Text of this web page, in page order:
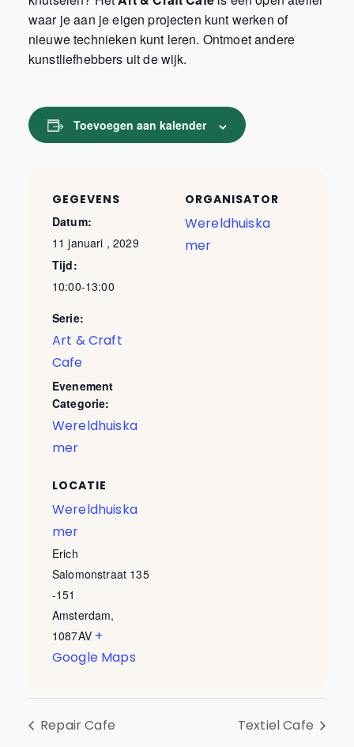
waar je aan je eigen projecten kunt werken of
nieuwe technieken kunt leren. Ontmoet andere
kunstliefhebbers uit de wijk.
Toevoegen aan kalender
GEGEVENS
Datum:
11 januari , 2029
Tijd:
10:00-13:00
Serie:
Art & Craft
Cafe
Evenement
Categorie:
Wereldhuiska
mer
LOCATIE
Wereldhuiska
mer
Erich
Salomonstraat 135
-151
Amsterdam,
1087AV +
Google Maps
ORGANISATOR
Wereldhuiska
mer
Repair Cafe Textiel Cafe